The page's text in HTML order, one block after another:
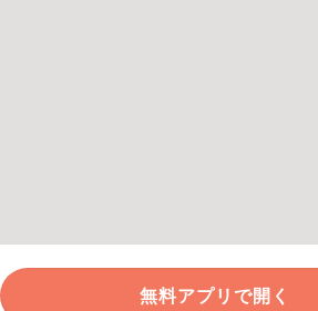
無料アプリで開く